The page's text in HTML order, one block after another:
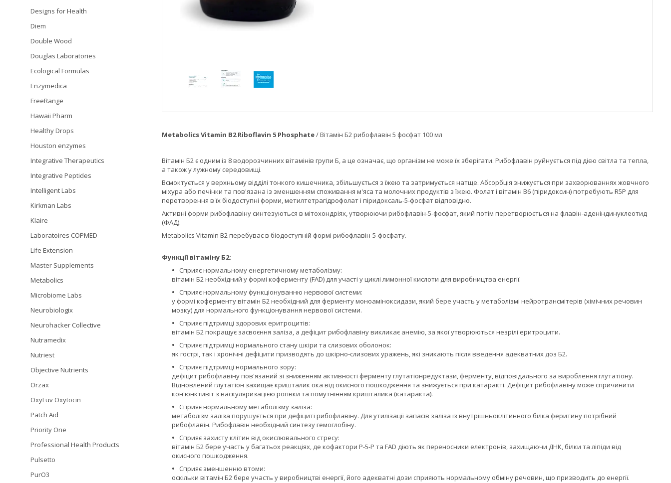
Metabolics Vitamin B2 Riboflavin 5 Phosphate/ Вітамін Б2 рибофлавін 5 фосфат 100 мл
Вітамін Б2 є одним із 8 водорозчинних вітамінів групи Б, а це означає, що організм не може їх зберігати. Рибофлавін руйнується під дією світла та тепла,
а також у лужному середовищі.
Всмоктується у верхньому відділі тонкого кишечника, збільшується з їжею та затримується натще. Абсорбція знижується при захворюваннях жовчного
міхура або печінки та пов'язана із зменшенням споживання м'яса та молочних продуктів з їжею. Фолат і вітамін B6 (піридоксин) потребують R5P для
перетворення в їх біодоступні форми, метилтетрагідрофолат і піридоксаль-5-фосфат відповідно.
Активні форми рибофлавіну синтезуються в мітохондріях, утворюючи рибофлавін-5-фосфат, який потім перетворюється на флавін-аденіндинуклеотид
(ФАД).
Metabolics Vitamin B2 перебуває в біодоступній формі рибофлавін-5-фосфату.
Функції вітаміну Б2:
Сприяє нормальному енергетичному метаболізму:
вітамін Б2 необхідний у формі коферменту (FAD) для участі у циклі лимонної кислоти для виробництва енергії.
Сприяє нормальному функціонуванню нервової системи:
у формі коферменту вітамін Б2 необхідний для ферменту моноаміноксидази, який бере участь у метаболізмі нейротрансмітерів (хімічних речовин
мозку) для нормального функціонування нервової системи.
Сприяє підтримці здорових еритроцитів:
вітамін Б2 покращує засвоєння заліза, а дефіцит рибофлавіну викликає анемію, за якої утворюються незрілі еритроцити.
Сприяє підтримці нормального стану шкіри та слизових оболонок:
як гострі, так і хронічні дефіцити призводять до шкірно-слизових уражень, які зникають після введення адекватних доз Б2.
Сприяє підтримці нормального зору:
дефіцит рибофлавіну пов'язаний зі зниженням активності ферменту глутатіонредуктази, ферменту, відповідального за вироблення глутатіону.
Відновлений глутатіон захищає кришталик ока від окисного пошкодження та знижується при катаракті. Дефіцит рибофлавіну може спричинити
кон'юнктивіт з васкуляризацією рогівки та помутнінням кришталика (катаракта).
Сприяє нормальному метаболізму заліза:
метаболізм заліза порушується при дефіциті рибофлавіну. Для утилізації запасів заліза із внутрішньоклітинного білка феритину потрібний
рибофлавін. Рибофлавін необхідний синтезу гемоглобіну.
Сприяє захисту клітин від окислювального стресу:
вітамін Б2 бере участь у багатьох реакціях, де кофактори P-5-P та FAD діють як переносники електронів, захищаючи ДНК, білки та ліпіди від
окисного пошкодження.
Сприяє зменшенню втоми:
оскільки вітамін Б2 бере участь у виробництві енергії, його адекватні дози сприяють нормальному обміну речовин, що призводить до енергії.
Designs for Health
Diem
Double Wood
Douglas Laboratories
Ecological Formulas
Enzymedica
FreeRange
Hawaii Pharm
Healthy Drops
Houston enzymes
Integrative Therapeutics
Integrative Peptides
Intelligent Labs
Kirkman Labs
Klaire
Laboratoires COPMED
Life Extension
Master Supplements
Metabolics
Microbiome Labs
Neurobiologix
Neurohacker Collective
Nutramedix
Nutriest
Objective Nutrients
Orzax
OxyLuv Oxytocin
Patch Aid
Priority One
Professional Health Products
Pulsetto
PurO3